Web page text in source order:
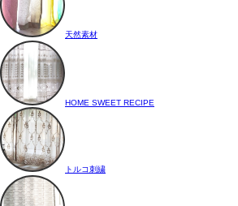
天然素材
HOME SWEET RECIPE
トルコ刺繍